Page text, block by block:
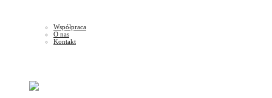
Współpraca
O nas
Kontakt